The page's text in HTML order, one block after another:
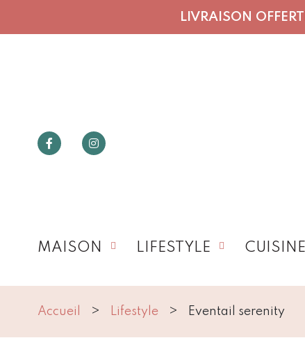
LIVRAISON
MAISON LIFESTYLE CUISINE
Accueil Lifestyle Eventail serenity